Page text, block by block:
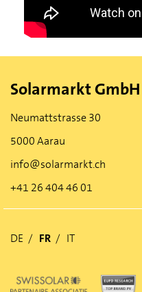
Solarmarkt GmbH
Neumattstrasse 30
5000 Aarau
info@solarmarkt.ch
+41 26 404 46 01
DE FR IT